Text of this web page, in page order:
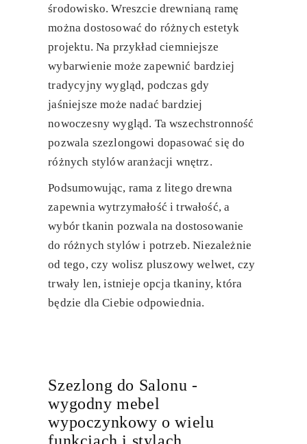
środowisko. Wreszcie drewnianą ramę
można dostosować do różnych estetyk
projektu. Na przykład ciemniejsze
wybarwienie może zapewnić bardziej
tradycyjny wygląd, podczas gdy
jaśniejsze może nadać bardziej
nowoczesny wygląd. Ta wszechstronność
pozwala szezlongowi dopasować się do
różnych stylów aranżacji wnętrz.
Podsumowując, rama z litego drewna
zapewnia wytrzymałość i trwałość, a
wybór tkanin pozwala na dostosowanie
do różnych stylów i potrzeb. Niezależnie
od tego, czy wolisz pluszowy welwet, czy
trwały len, istnieje opcja tkaniny, która
będzie dla Ciebie odpowiednia.
Szezlong do Salonu -
wygodny mebel
wypoczynkowy o wielu